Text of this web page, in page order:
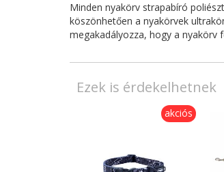
Minden nyakörv strapabíró
köszönhetően a nyakörvek
megakadályozza, hogy a nyakörv
Ezek is érdekelhetnek
akciós